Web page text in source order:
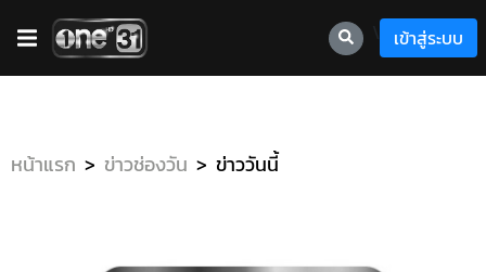
เข้าสู่ระบบ
หน้าแรก ข่าวช่องวัน ข่าววันนี้